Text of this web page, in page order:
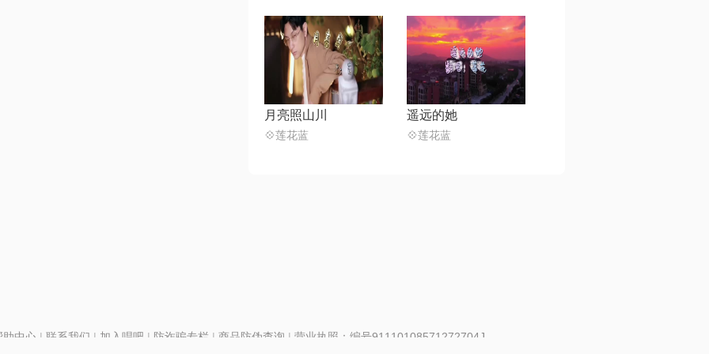
月亮照山川
💠莲花蓝
遥远的她
💠莲花蓝
助中心 | 联系我们 | 加入唱吧 | 防诈骗专栏 | 商品防伪查询 | 营业执照：编号91110108571272704J